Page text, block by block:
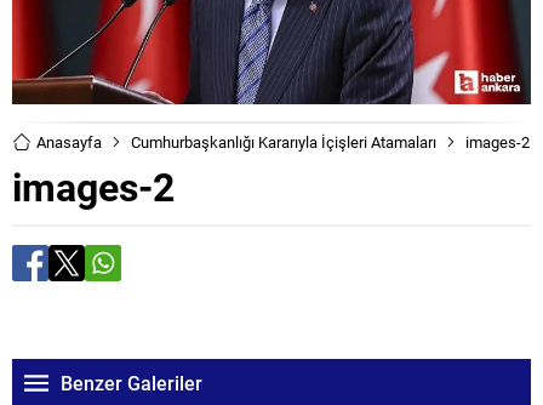
Anasayfa Cumhurbaşkanlığı Kararıyla İçişleri Atamaları images-2
images-2
Benzer Galeriler